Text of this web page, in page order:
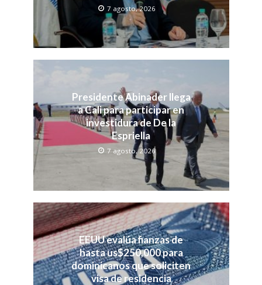
7 agosto, 2026
Presidente Abinader llega
a Cali para participar en
investidura de De la
Espriella
7 agosto, 2026
EEUU evalúa fianzas de
hasta us$250,000 para
dominicanos que soliciten
visa de residencia